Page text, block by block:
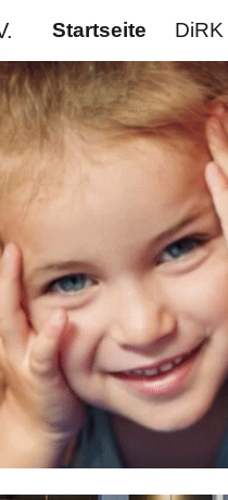
to main content
Startseite DiRK